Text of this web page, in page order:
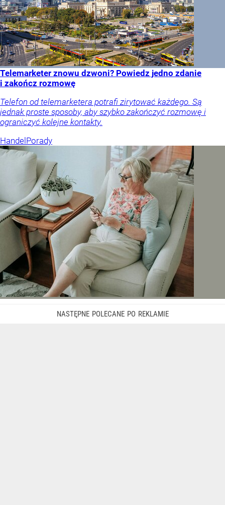
Telemarketer znowu dzwoni? Powiedz jedno zdanie
i zakończ rozmowę
Telefon od telemarketera potrafi zirytować każdego. Są
jednak proste sposoby, aby szybko zakończyć rozmowę i
ograniczyć kolejne kontakty.
HandelPorady